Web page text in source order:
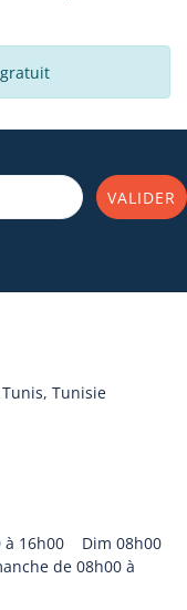
VALIDER
Tunisie
à 16h00 Dim 08h00
de 08h00 à